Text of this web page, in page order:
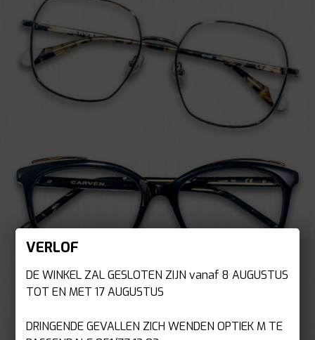
VERLOF
DE WINKEL ZAL GESLOTEN ZIJN vanaf 8 AUGUSTUS
TOT EN MET 17 AUGUSTUS
DRINGENDE GEVALLEN ZICH WENDEN OPTIEK M TE